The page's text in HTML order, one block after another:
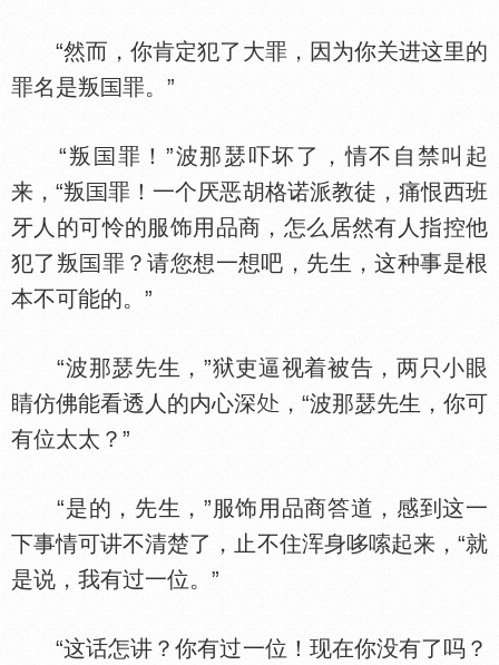
“然而，你肯定犯了大罪，因为你关进这里的
罪名是叛
罪。”
“叛
罪！”波那瑟吓坏了，情不自禁叫起
来，“叛
罪！一个厌恶胡格诺派教徒，痛恨西班
牙人的可怜的服饰用品商，怎么居然有人指控他
犯了叛
罪？请您想一想吧，先生，这种事是根
本不可能的。”
“波那瑟先生，”狱吏逼视着被告，两只小眼
睛仿佛能看透人的内心深
，“波那瑟先生，你可
有位太太？”
“是的，先生，”服饰用品商答道，感到这一
下事情可讲不清楚了，止不住浑身哆嗦起来，“就
是说，我有过一位。”
“这话怎讲？你有过一位！现在你没有了吗？